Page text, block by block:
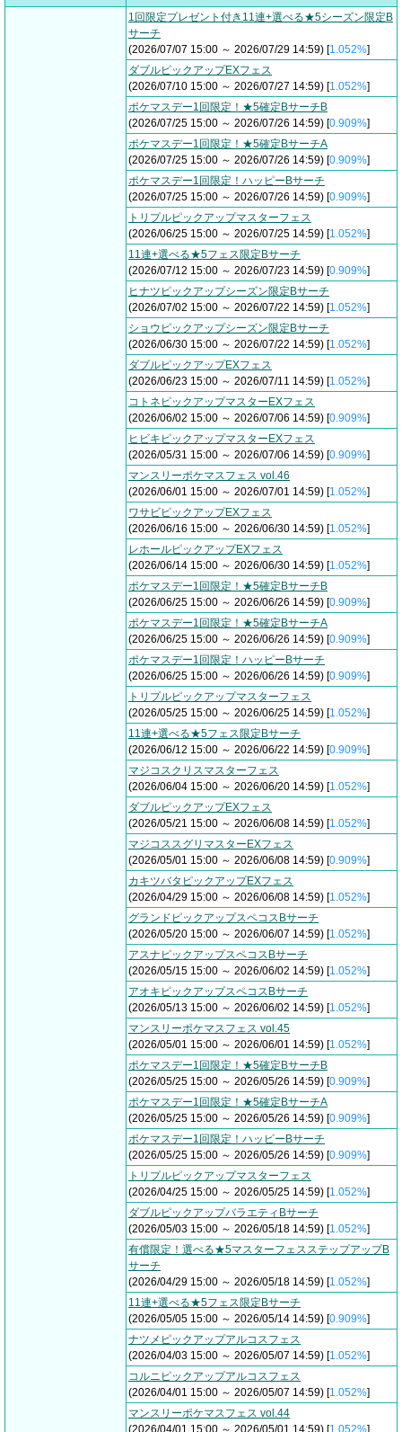
1回限定プレゼント付き11連+選べる★5シーズン限定B
サーチ
(2026/07/07 15:00 ～ 2026/07/29 14:59) [1.052%]
ダブルピックアップEXフェス
(2026/07/10 15:00 ～ 2026/07/27 14:59) [1.052%]
ポケマスデー1回限定！★5確定BサーチB
(2026/07/25 15:00 ～ 2026/07/26 14:59) [0.909%]
ポケマスデー1回限定！★5確定BサーチA
(2026/07/25 15:00 ～ 2026/07/26 14:59) [0.909%]
ポケマスデー1回限定！ハッピーBサーチ
(2026/07/25 15:00 ～ 2026/07/26 14:59) [0.909%]
トリプルピックアップマスターフェス
(2026/06/25 15:00 ～ 2026/07/25 14:59) [1.052%]
11連+選べる★5フェス限定Bサーチ
(2026/07/12 15:00 ～ 2026/07/23 14:59) [0.909%]
ヒナツピックアップシーズン限定Bサーチ
(2026/07/02 15:00 ～ 2026/07/22 14:59) [1.052%]
ショウピックアップシーズン限定Bサーチ
(2026/06/30 15:00 ～ 2026/07/22 14:59) [1.052%]
ダブルピックアップEXフェス
(2026/06/23 15:00 ～ 2026/07/11 14:59) [1.052%]
コトネピックアップマスターEXフェス
(2026/06/02 15:00 ～ 2026/07/06 14:59) [0.909%]
ヒビキピックアップマスターEXフェス
(2026/05/31 15:00 ～ 2026/07/06 14:59) [0.909%]
マンスリーポケマスフェス vol.46
(2026/06/01 15:00 ～ 2026/07/01 14:59) [1.052%]
ワサビピックアップEXフェス
(2026/06/16 15:00 ～ 2026/06/30 14:59) [1.052%]
レホールピックアップEXフェス
(2026/06/14 15:00 ～ 2026/06/30 14:59) [1.052%]
ポケマスデー1回限定！★5確定BサーチB
(2026/06/25 15:00 ～ 2026/06/26 14:59) [0.909%]
ポケマスデー1回限定！★5確定BサーチA
(2026/06/25 15:00 ～ 2026/06/26 14:59) [0.909%]
ポケマスデー1回限定！ハッピーBサーチ
(2026/06/25 15:00 ～ 2026/06/26 14:59) [0.909%]
トリプルピックアップマスターフェス
(2026/05/25 15:00 ～ 2026/06/25 14:59) [1.052%]
11連+選べる★5フェス限定Bサーチ
(2026/06/12 15:00 ～ 2026/06/22 14:59) [0.909%]
マジコスクリスマスターフェス
(2026/06/04 15:00 ～ 2026/06/20 14:59) [1.052%]
ダブルピックアップEXフェス
(2026/05/21 15:00 ～ 2026/06/08 14:59) [1.052%]
マジコススグリマスターEXフェス
(2026/05/01 15:00 ～ 2026/06/08 14:59) [0.909%]
カキツバタピックアップEXフェス
(2026/04/29 15:00 ～ 2026/06/08 14:59) [1.052%]
グランドピックアップスペコスBサーチ
(2026/05/20 15:00 ～ 2026/06/07 14:59) [1.052%]
アスナピックアップスペコスBサーチ
(2026/05/15 15:00 ～ 2026/06/02 14:59) [1.052%]
アオキピックアップスペコスBサーチ
(2026/05/13 15:00 ～ 2026/06/02 14:59) [1.052%]
マンスリーポケマスフェス vol.45
(2026/05/01 15:00 ～ 2026/06/01 14:59) [1.052%]
ポケマスデー1回限定！★5確定BサーチB
(2026/05/25 15:00 ～ 2026/05/26 14:59) [0.909%]
ポケマスデー1回限定！★5確定BサーチA
(2026/05/25 15:00 ～ 2026/05/26 14:59) [0.909%]
ポケマスデー1回限定！ハッピーBサーチ
(2026/05/25 15:00 ～ 2026/05/26 14:59) [0.909%]
トリプルピックアップマスターフェス
(2026/04/25 15:00 ～ 2026/05/25 14:59) [1.052%]
ダブルピックアップバラエティBサーチ
(2026/05/03 15:00 ～ 2026/05/18 14:59) [1.052%]
有償限定！選べる★5マスターフェスステップアップB
サーチ
(2026/04/29 15:00 ～ 2026/05/18 14:59) [1.052%]
11連+選べる★5フェス限定Bサーチ
(2026/05/05 15:00 ～ 2026/05/14 14:59) [0.909%]
ナツメピックアップアルコスフェス
(2026/04/03 15:00 ～ 2026/05/07 14:59) [1.052%]
コルニピックアップアルコスフェス
(2026/04/01 15:00 ～ 2026/05/07 14:59) [1.052%]
マンスリーポケマスフェス vol.44
(2026/04/01 15:00 ～ 2026/05/01 14:59) [1.052%]